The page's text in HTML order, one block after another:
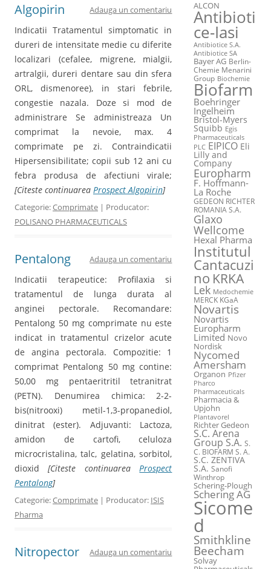
Algopirin Adauga un comentariu
Indicatii Tratamentul simptomatic in
dureri de intensitate medie cu diferite
localizari (cefalee, migrene, mialgii,
artralgii, dureri dentare sau din sfera
ORL, dismenoree), in stari febrile,
congestie nazala. Doze si mod de
administrare Se administreaza Un
comprimat la nevoie, max. 4
comprimate pe zi. Contraindicatii
Hipersensibilitate; copii sub 12 ani cu
febra produsa de afectiuni virale;
[Citeste continuarea Prospect Algopirin]
Categorie:Comprimate | Producator:
POLISANO PHARMACEUTICALS
Pentalong Adauga un comentariu
Indicatii terapeutice: Profilaxia si
tratamentul de lunga durata al
anginei pectorale. Recomandare:
Pentalong 50 mg comprimate nu este
indicat in tratamentul crizelor acute
de angina pectorala. Compozitie: 1
comprimat Pentalong 50 mg contine:
50,00 mg pentaeritritil tetranitrat
(PETN). Denumirea chimica: 2-2-
bis(nitrooxi) metil-1,3-propanediol,
dinitrat (ester). Adjuvanti: Lactoza,
amidon de cartofi, celuloza
microcristalina, talc, gelatina, sorbitol,
dioxid[Citeste continuareaProspect
Pentalong]
Categorie:Comprimate | Producator: ISIS
Pharma
Nitropector Adauga un comentariu
ALCON
Antibioti
ce-Iasi
Antibiotice S.A.
Antibiotice SA
Bayer AG Berlin-
Chemie Menarini
Group Biochemie
Biofarm
Boehringer
Ingelheim
Bristol-Myers
Squibb Egis
Pharmaceuticals
PLC EIPICO Eli
Lilly and
Company
Europharm
F. Hoffmann-
La Roche
GEDEON RICHTER
ROMANIA S.A.
Glaxo
Wellcome
Hexal Pharma
Institutul
Cantacuzi
no KRKA
Lek Medochemie
MERCK KGaA
Novartis
Novartis
Europharm
Limited Novo
Nordisk
Nycomed
Amersham
Organon Pfizer
Pharco
Pharmaceuticals
Pharmacia &
Upjohn
Plantavorel
Richter Gedeon
S.C. Arena
Group S.A. S.
C. BIOFARM S. A.
S.C. ZENTIVA
S.A. Sanofi
Winthrop
Schering-Plough
Schering AG
Sicome
d
Smithkline
Beecham
Solvay